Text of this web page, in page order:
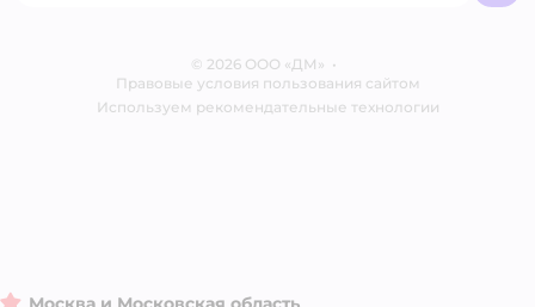
Блог
© 2026 ООО «ДМ» •
Правовые условия пользования сайтом
Используем рекомендательные технологии